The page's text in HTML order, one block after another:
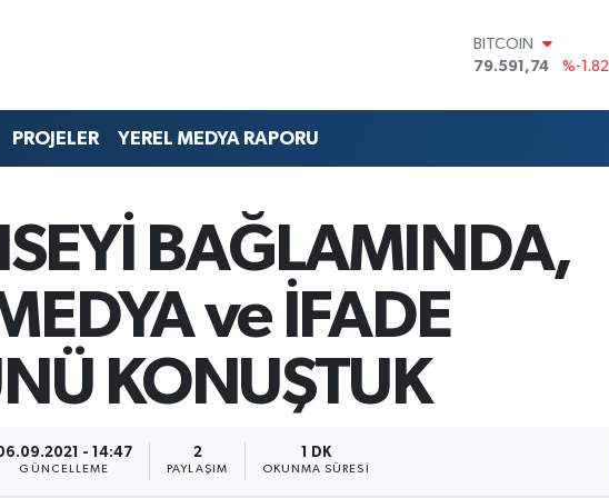
BITCOIN
79.591,74
%-1.82
45,43620
%0.02
G.ALTIN
6862,09000
BİST100
PROJELER YEREL MEDYA RAPORU
BAĞLAMINDA,
ve İFADE
KONUŞTUK
- 14:47
GÜNCELLEME
2
PAYLAŞIM
1 DK
OKUNMA SÜRESI